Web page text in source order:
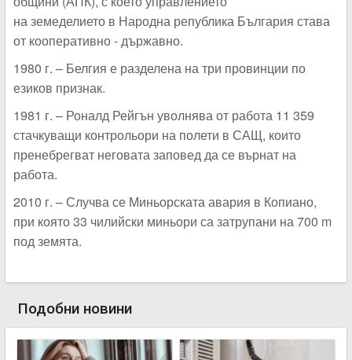
на земеделието в Народна република България става
от кооперативно - държавно.
1980 г. – Белгия е разделена на три провинции по
езиков признак.
1981 г. – Роналд Рейгън уволнява от работа 11 359
стачкуващи контрольори на полети в САЩ, които
пренебрегват неговата заповед да се върнат на
работа.
2010 г. – Случва се Миньорската авария в Копиано,
при която 33 чилийски миньори са затрупани на 700 m
под земята.
Подобни новини